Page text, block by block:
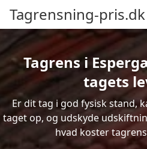
Tagrensning-pris.dk
Tagrens i
tagets
Er dit tag i god fysisk stand,
taget op, og udskyde
hvad koster